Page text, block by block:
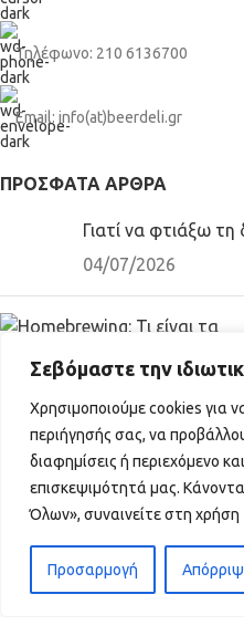
Σεβόμαστε την
Χρησιμοποιούμε cookies για
περιήγησής σας, να
διαφημίσεις ή περιεχόμενο
επισκεψιμότητά μας.
Όλων», συναινείτε στη
Προσαρμογή
Τηλέφωνο: 210 6136700
Email: info(at)beerdeli.gr
ΠΡΌΣΦΑΤΑ ΆΡΘΡΑ
Γιατί να φτιάξω τη
04/07/2026
ΠΡΟΪΟΝΤΑ
Εξοπλισμός Ζυθοποίησης
Έτοιμα Κιτ
0